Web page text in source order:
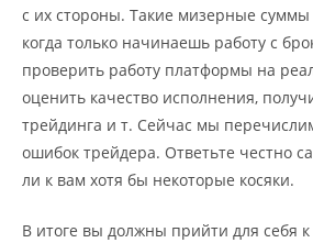
с их стороны. Такие мизерные суммы
когда только начинаешь работу с
проверить работу платформы на
оценить качество исполнения,
трейдинга и т. Сейчас мы
ошибок трейдера. Ответьте честно
ли к вам хотя бы некоторые косяки.
В итоге вы должны прийти для себя